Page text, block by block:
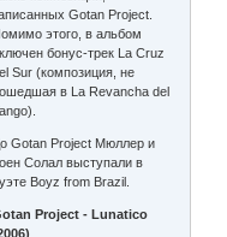
Gotan Project.
этого, в альбом
бонус-трек La Cruz
Sur (композиция, не
в La Revancha del
Gotan Project Мюллер и
Солал выступали в
Boyz from Brazil.
Project - Lunatico